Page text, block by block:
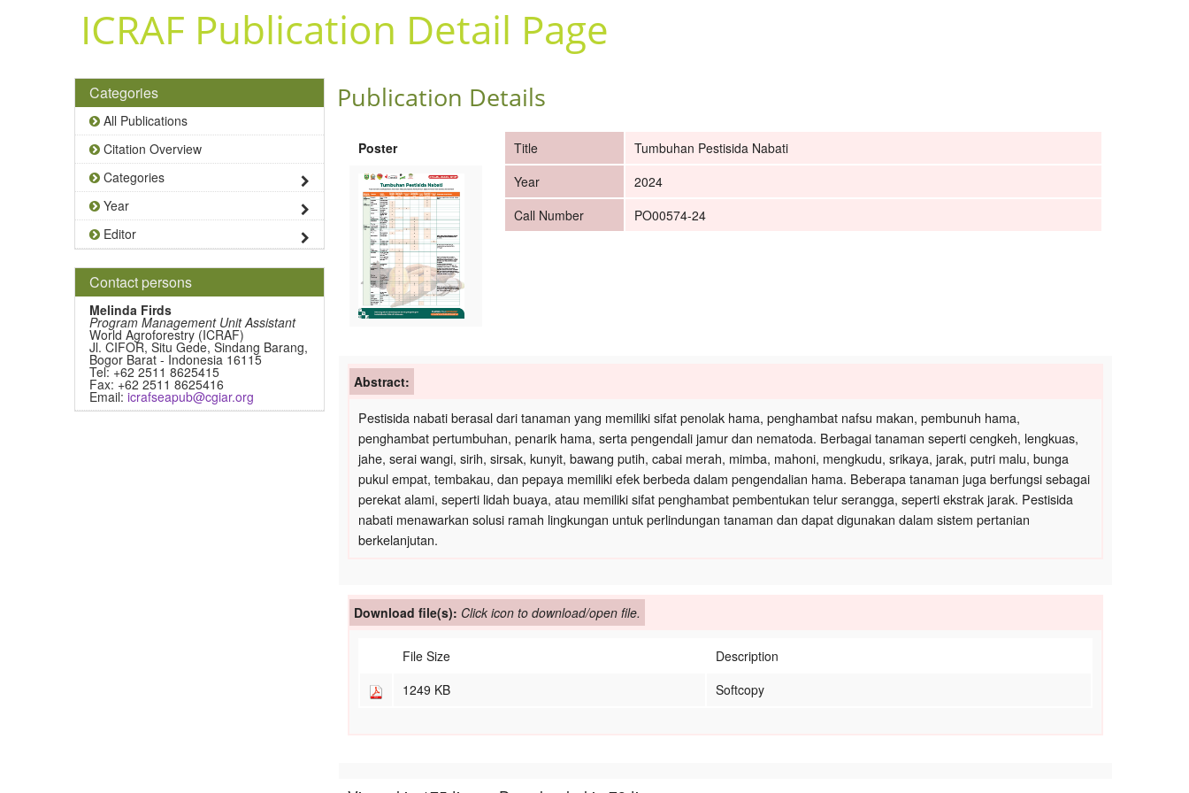
ICRAF Publication Detail Page
Categories
All Publications
Citation Overview
Categories
Year
Editor
Contact persons
Melinda Firds
Program Management Unit Assistant
World Agroforestry (ICRAF)
Jl. CIFOR, Situ Gede, Sindang Barang,
Bogor Barat - Indonesia 16115
Tel: +62 2511 8625415
Fax: +62 2511 8625416
Email: icrafseapub@cgiar.org
Publication Details
Poster Title
Tumbuhan Pestisida Nabati
Year
2024
Call Number
PO00574-24
Abstract:
Pestisida nabati berasal dari tanaman yang memiliki sifat penolak hama, penghambat nafsu makan, pembunuh hama,
penghambat pertumbuhan, penarik hama, serta pengendali jamur dan nematoda. Berbagai tanaman seperti cengkeh, lengkuas,
jahe, serai wangi, sirih, sirsak, kunyit, bawang putih, cabai merah, mimba, mahoni, mengkudu, srikaya, jarak, putri malu, bunga
pukul empat, tembakau, dan pepaya memiliki efek berbeda dalam pengendalian hama. Beberapa tanaman juga berfungsi sebagai
perekat alami, seperti lidah buaya, atau memiliki sifat penghambat pembentukan telur serangga, seperti ekstrak jarak. Pestisida
nabati menawarkan solusi ramah lingkungan untuk perlindungan tanaman dan dapat digunakan dalam sistem pertanian
berkelanjutan.
Download file(s): Click icon to download/open file.
File Size
Description
1249 KB
Softcopy